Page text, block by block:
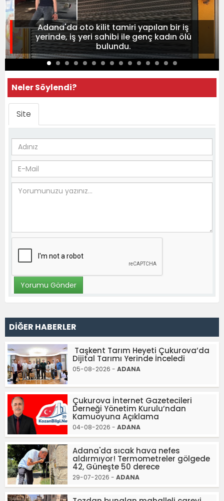
Adana'da oto kilit tamiri yapılan bir iş
yerinde, iş yeri sahibi ile genç kadın ölü
bulundu.
Neler Söylendi?
Site
DİĞER HABERLER
Taşkent Tarım Heyeti Çukurova’da
Dijital Tarımı Yerinde İnceledi
05-08-2026 - ADANA
Çukurova İnternet Gazetecileri
Derneği Yönetim Kurulu’ndan
Kamuoyuna Açıklama
04-08-2026 - ADANA
Adana'da sıcak hava nefes
aldırmıyor! Termometreler gölgede
42, Güneşte 50 derece
29-07-2026 - ADANA